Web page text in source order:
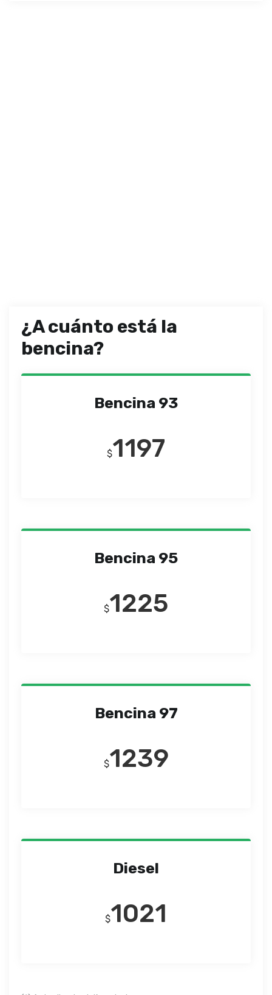
¿A cuánto está la
bencina?
Bencina 93
$1197
Bencina 95
$1225
Bencina 97
$1239
Diesel
$1021